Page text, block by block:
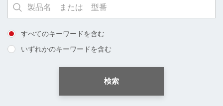
すべてのキーワードを含む
いずれかのキーワードを含む